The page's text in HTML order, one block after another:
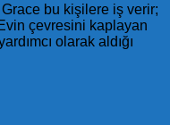
bu kişilere iş verir;
çevresini kaplayan
olarak aldığı